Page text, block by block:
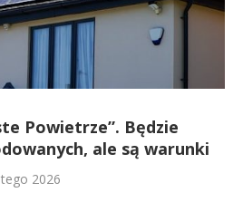
Powietrze”. Będzie
ale są warunki
2026